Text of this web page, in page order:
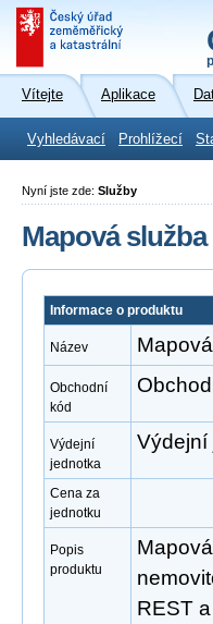
Vítejte Aplikace
Vyhledávací Prohlížecí
Nyní jste zde: Služby
Mapová
Informace o produktu
Název
Obchodní
kód
Výdejní
jednotka
Výdejní
Cena za
jednotku
Popis
produktu
REST